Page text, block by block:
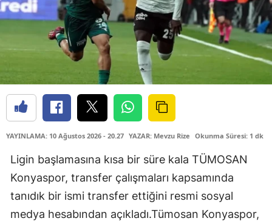
YAYINLAMA: 10 Ağustos 2026 - 20.27 YAZAR: Mevzu Rize Okunma Süresi: 1 dk
Ligin başlamasına kısa bir süre kala TÜMOSAN
Konyaspor, transfer çalışmaları kapsamında
tanıdık bir ismi transfer ettiğini resmi sosyal
medya hesabından açıkladı.Tümosan Konyaspor,